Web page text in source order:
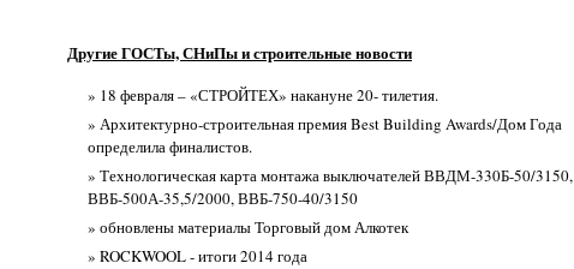
Другие ГОСТы, СНиПы и строительные новости
» 18 февраля – «СТРОЙТЕХ» накануне 20- тилетия.
» Архитектурно-строительная премия Best Building Awards/Дом Года
определила финалистов.
» Технологическая карта монтажа выключателей ВВДМ-330Б-50/3150,
ВВБ-500А-35,5/2000, ВВБ-750-40/3150
» обновлены материалы Торговый дом Алкотек
» ROCKWOOL - итоги 2014 года